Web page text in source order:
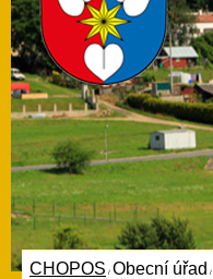
CHOPOS / Obecní úřad /